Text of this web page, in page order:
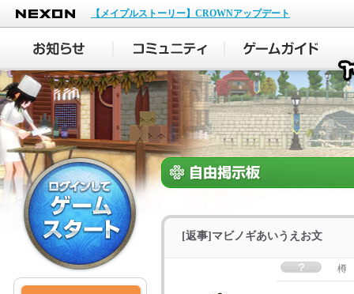
NEXON
【メイプルストーリー】CROWNアップデート
[返事]マビノギあいうえお文
樽